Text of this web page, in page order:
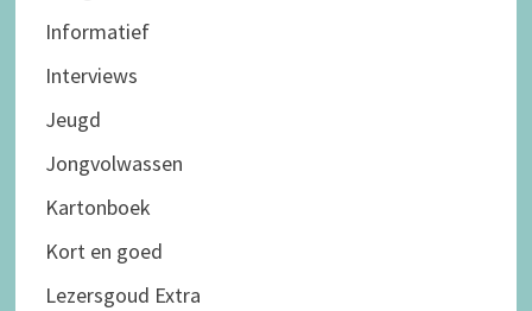
Informatief
Interviews
Jeugd
Jongvolwassen
Kartonboek
Kort en goed
Lezersgoud Extra